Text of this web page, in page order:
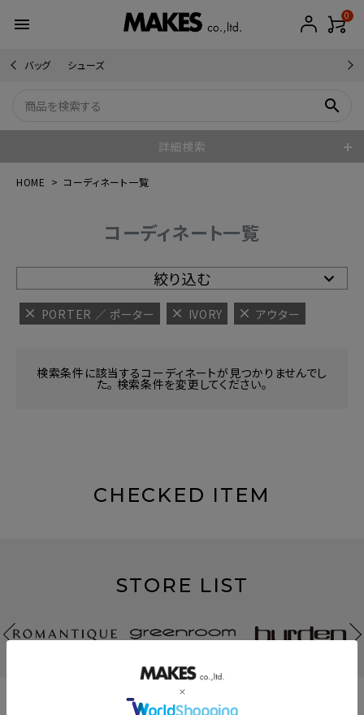
menu 0
バッグ シューズ
search
詳細検索
HOME コーディネート一覧
コーディネート一覧
絞り込む
PORTER ／ ポーター IVORY アウター
検索条件に該当するコーディネートが見つかりませんでし
た。 検索条件を変更してください。
CHECKED ITEM
STORE LIST